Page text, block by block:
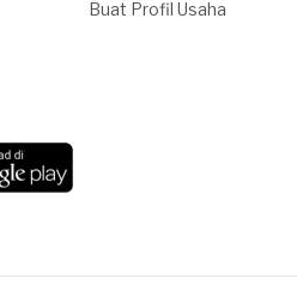
Buat Profil Usaha